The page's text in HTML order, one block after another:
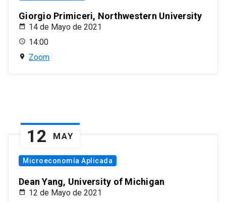
Giorgio Primiceri, Northwestern University
14 de Mayo de 2021
14:00
Zoom
12 MAY
Microeconomía Aplicada
Dean Yang, University of Michigan
12 de Mayo de 2021